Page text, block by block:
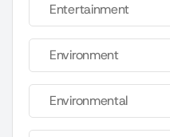
Entertainment
Environment
Environmental